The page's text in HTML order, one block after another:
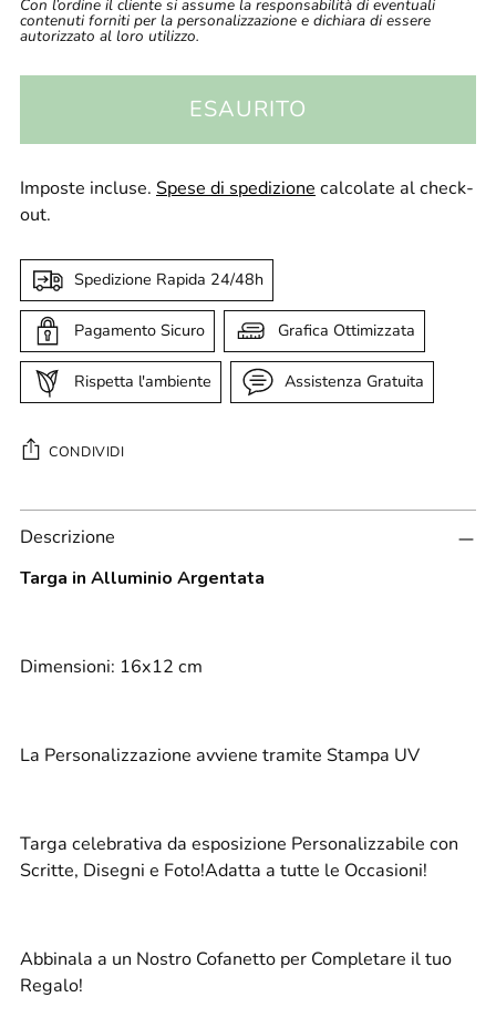
Con l’ordine il cliente si assume la responsabilità di eventuali
contenuti forniti per la personalizzazione e dichiara di essere
autorizzato al loro utilizzo.
ESAURITO
Imposte incluse. Spese di spedizione calcolate al check-
out.
Spedizione Rapida 24/48h
Pagamento Sicuro Grafica Ottimizzata
Rispetta l'ambiente Assistenza Gratuita
CONDIVIDI
Aggiungere
un
prodotto
al
Descrizione
Targa in Alluminio Argentata
Dimensioni: 16x12 cm
La Personalizzazione avviene tramite Stampa UV
Targa celebrativa da esposizione Personalizzabile con
Scritte, Disegni e Foto!Adatta a tutte le Occasioni!
Abbinala a un Nostro Cofanetto per Completare il tuo
Regalo!